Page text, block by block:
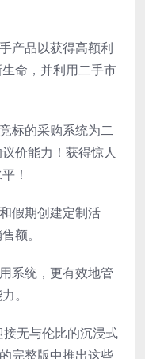
产品以获得高额利
命，并利用二手市
标的采购系统为二
价能力！获得惊人
！
假期创建定制活
额。
系统，更有效地管
。
接无与伦比的沉浸式
的完整版中推出这些